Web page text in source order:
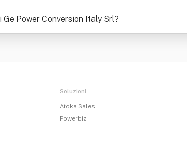
Ge Power Conversion Italy Srl?
Soluzioni
Atoka Sales
Powerbiz